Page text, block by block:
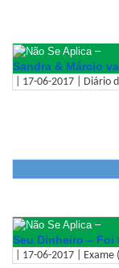
–
Sandra & Márcio
| 17-06-2017 | Diário
–
Seu Dinheiro – Foi
| 17-06-2017 | Exame